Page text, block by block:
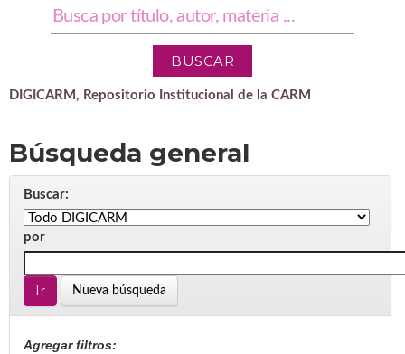
DIGICARM, Repositorio Institucional de la CARM
Búsqueda general
Buscar:
por
Nueva búsqueda
Agregar filtros: